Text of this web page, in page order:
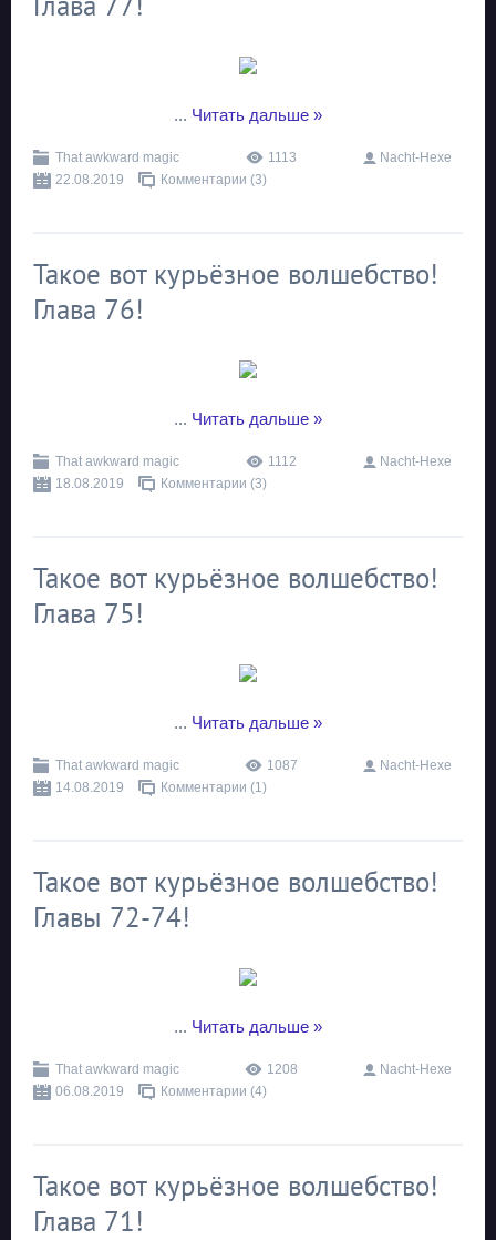
... Читать дальше »
That awkward magic 1113
Nacht-Hexe
22.08.2019
Комментарии (3)
Такое вот курьёзное волшебство!
Глава 76!
... Читать дальше »
That awkward magic 1112
Nacht-Hexe
18.08.2019
Комментарии (3)
Такое вот курьёзное волшебство!
Глава 75!
... Читать дальше »
That awkward magic 1087
Nacht-Hexe
14.08.2019
Комментарии (1)
Такое вот курьёзное волшебство!
Главы 72-74!
... Читать дальше »
That awkward magic 1208
Nacht-Hexe
06.08.2019
Комментарии (4)
Такое вот курьёзное волшебство!
Глава 71!